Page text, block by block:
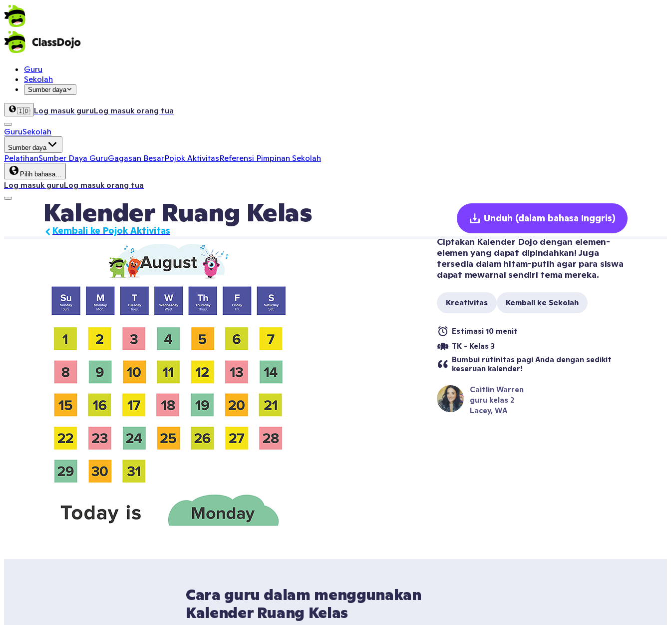
Guru
Sekolah
Sumber daya
🇮🇩 Log masuk guruLog masuk orang tua
GuruSekolah
Sumber daya
PelatihanSumber Daya GuruGagasan BesarPojok AktivitasReferensi Pimpinan Sekolah
Pilih bahasa…
Log masuk guruLog masuk orang tua
Kalender Ruang Kelas
Kembali ke Pojok Aktivitas
Unduh (dalam bahasa Inggris)
Ciptakan Kalender Dojo dengan elemen-
elemen yang dapat dipindahkan! Juga
tersedia dalam hitam-putih agar para siswa
dapat mewarnai sendiri tema mereka.
Kreativitas Kembali ke Sekolah
Estimasi 10 menit
TK - Kelas 3
Bumbui rutinitas pagi Anda dengan sedikit
keseruan kalender!
Caitlin Warren
guru kelas 2
Lacey, WA
Cara guru dalam menggunakan
Kalender Ruang Kelas